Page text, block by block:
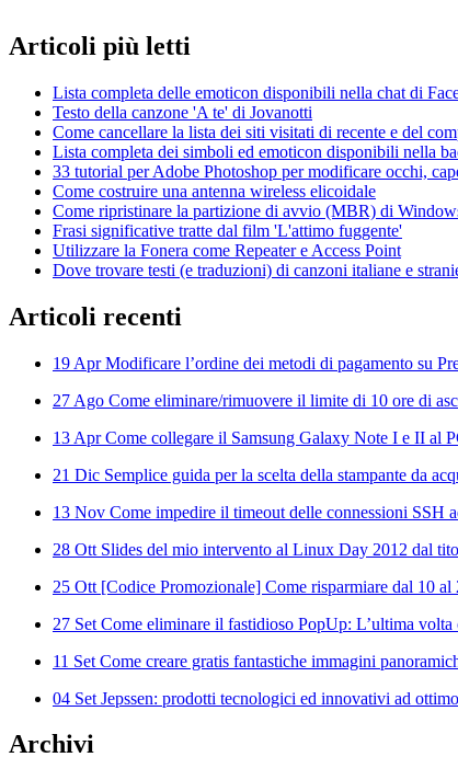
Articoli più letti
Lista completa delle emoticon disponibili nella chat di
Testo della canzone 'A te' di Jovanotti
Come cancellare la lista dei siti visitati di recente e del
Lista completa dei simboli ed emoticon disponibili nella
33 tutorial per Adobe Photoshop per modificare occhi,
Come costruire una antenna wireless elicoidale
Come ripristinare la partizione di avvio (MBR) di
Frasi significative tratte dal film 'L'attimo fuggente'
Utilizzare la Fonera come Repeater e Access Point
Dove trovare testi (e traduzioni) di canzoni italiane e
Articoli recenti
19 Apr Modificare l’ordine dei metodi di pagamento su
27 Ago Come eliminare/rimuovere il limite di 10 ore di
13 Apr Come collegare il Samsung Galaxy Note I e II al
21 Dic Semplice guida per la scelta della stampante da
13 Nov Come impedire il timeout delle connessioni SSH
28 Ott Slides del mio intervento al Linux Day 2012 dal
25 Ott [Codice Promozionale] Come risparmiare dal 10
27 Set Come eliminare il fastidioso PopUp: L’ultima
11 Set Come creare gratis fantastiche immagini
04 Set Jepssen: prodotti tecnologici ed innovativi ad
Archivi